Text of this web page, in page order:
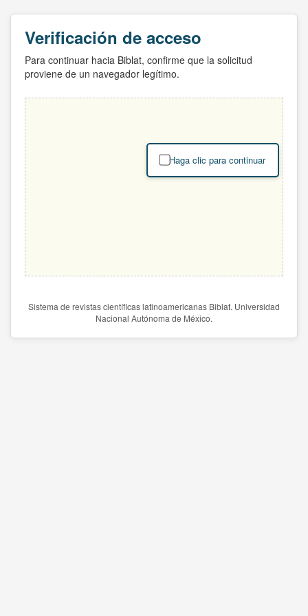
Verificación de acceso
Para continuar hacia Biblat, confirme que la solicitud
proviene de un navegador legítimo.
Haga clic para continuar
Sistema de revistas científicas latinoamericanas Biblat. Universidad
Nacional Autónoma de México.